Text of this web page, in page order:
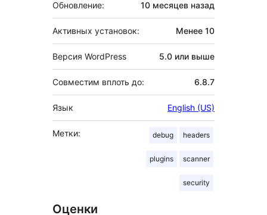
Обновление: 10 месяцев назад
Активных установок: Менее 10
Версия WordPress 5.0 или выше
Совместим вплоть до: 6.8.7
Язык English (US)
Метки: debug headers
plugins scanner
security
Оценки